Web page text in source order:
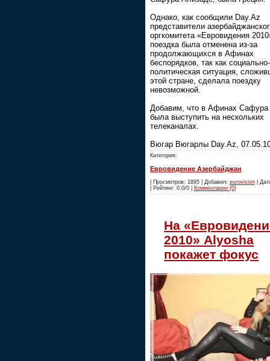
Однако, как сообщили Day.Az
представители
оргкомитета «Евровидения
поездка была отменена из-за
продолжающихся в Афинах
беспорядков, так как социально-
политическая ситуация,
этой стране, сделала поездку
невозможной.
Добавим, что в Афинах
была выступить на нескольких
телеканалах.
Вюгар Вюгарлы Day.Az,
Категория:
Евровидение Азербайджан
| Просмотров: 1895 | Добавил: eurovision |
| Рейтинг: 0.0/0 | Комментарии (0)
На
2010» Alyosha
покажет фокус